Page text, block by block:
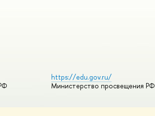
https://edu.gov.ru/
Министерство просвещения РФ